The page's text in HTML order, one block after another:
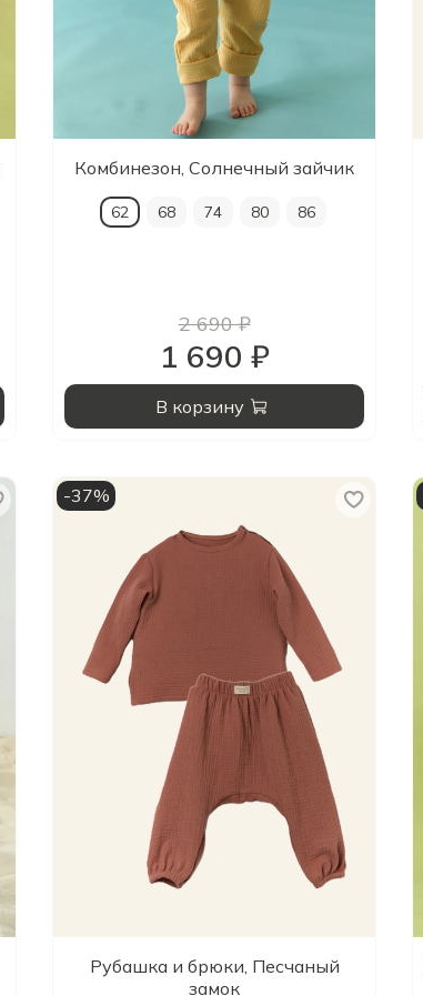
Комбинезон, Солнечный зайчик
62 68 74 80 86
2 690 ₽
1 690 ₽
В корзину
-37%
Рубашка и брюки, Песчаный
замок